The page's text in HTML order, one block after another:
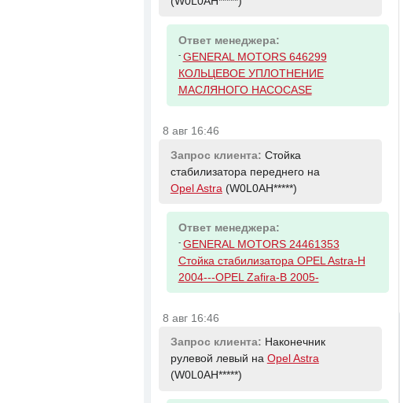
Ответ менеджера:
- GENERAL MOTORS 646299
КОЛЬЦЕВОЕ УПЛОТНЕНИЕ
МАСЛЯНОГО НАСОСАSE
8 авг 16:46
Запрос клиента: Стойка
стабилизатора переднего на
Opel Astra (W0L0AH*****)
Ответ менеджера:
- GENERAL MOTORS 24461353
Стойка стабилизатора OPEL Astra-H
2004---OPEL Zafira-B 2005-
8 авг 16:46
Запрос клиента: Наконечник
рулевой левый на Opel Astra
(W0L0AH*****)